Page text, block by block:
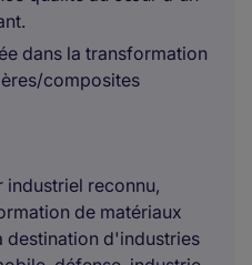
dans la transformation
composites
industriel reconnu,
de matériaux
destination d'industries